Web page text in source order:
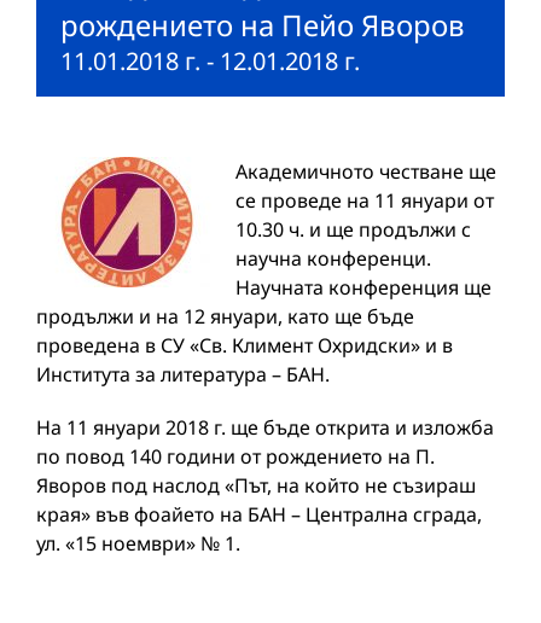
рождението на Пейо Яворов
11.01.2018 г. - 12.01.2018 г.
Академичното честване ще
се проведе на 11 януари от
10.30 ч. и ще продължи с
научна конференци.
Научната конференция ще
продължи и на 12 януари, като ще бъде
проведена в СУ «Св. Климент Охридски» и в
Института за литература – БАН.
На 11 януари 2018 г. ще бъде открита и изложба
по повод 140 години от рождението на П.
Яворов под наслод «Път, на който не съзираш
края» във фоайето на БАН – Централна сграда,
ул. «15 ноември» № 1.